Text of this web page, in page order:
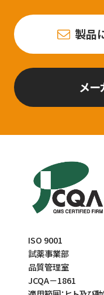
製品
メー
ISO 9001
試薬事業部
品質管理室
JCQA－1861